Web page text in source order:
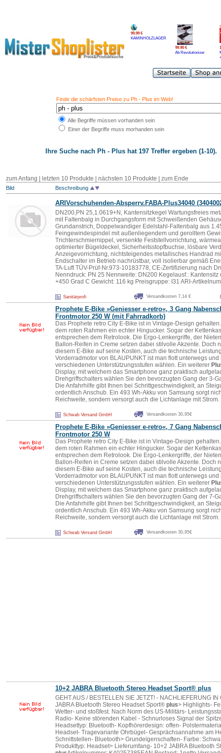
99.99 €
KAMINHOLZLAGER
99.90 €
Ab Revolutionizer
Finde die schärfsten Preise zu Ph - Plus im Web!
Alle Begriffe müssen vorhanden sein
Einer der Begriffe muss morhanden sein
Ihre Suche nach Ph - Plus hat 197 Treffer ergeben (1-10).
zum Anfang | letzten 10 Produkte | nächsten 10 Produkte zum Ende
Bild Beschreibung
ARIVorschuhenden-Absperrv.FABA-Plus34040
DN200,PN 25,1.0619+N, Kantensitzkegel Wartungsfreies
mit Faltenbalg in Durchgangsform mit Schweißenden
Grundanstrich, Doppelwandiger Edelstahl-Faltenbalg aus
Feingewindespindel mit außenliegendem und gerolltem
Trichterschmiernippel, versenkte Feststellvorrichtung,
optimierter Bügeldeckel, Sicherheitsstopfbuchse, lösbare
Anzeigevorrichtung, nichtsteigendes metallisches Handrad
Endschalter im Betrieb nachrüstbar, voll isolierbar gemäß
TA-Luft TÜV-Prüf-Nr.973-10183778, CE-Zertifizierung nach
Nenndruck: PN 25 Nennweite: DN200 Kegelausf.: Kantensitz
+450 Grad C Gewicht: 116 kg Preisgruppe: I31 ARI-
Sanitärprofi Versandkosten 7,14 €
Prophete E-Bike »Geniesser e-retro«, 3 Gang
Frontmotor 250 W (mit Fahrradkorb)
Das Prophete retro City E-Bike ist in Vintage-Design
dem roten Rahmen ein echter Hingucker. Sogar der
entsprechen dem Retrolook. Die Ergo-Lenkergriffe, der
Ballon-Reifen in Creme setzen dabei stilvolle Akzente. Doch
diesem E-Bike auf seine Kosten, auch die technische
Vorderradmotor von BLAUPUNKT ist man flott unterwegs
verschiedenen Unterstützungsstufen wählen. Ein weiterer
Display, mit welchem das Smartphone ganz praktisch
Drehgriffschalters wählen Sie den bevorzugten Gang der 3-
Die Anfahrhilfe gibt Ihnen bei Schrittgeschwindigkeit, an
ordentlich Anschub. Ein 493 Wh-Akku von Samsung sorgt
Reichweite, sondern versorgt auch die Lichtanlage mit
Schwab Versand GmbH Versandkosten 30,95€
Prophete E-Bike »Geniesser e-retro«, 7 Gang
Frontmotor 250 W
Das Prophete retro City E-Bike ist in Vintage-Design
dem roten Rahmen ein echter Hingucker. Sogar der
entsprechen dem Retrolook. Die Ergo-Lenkergriffe, der
Ballon-Reifen in Creme setzen dabei stilvolle Akzente. Doch
diesem E-Bike auf seine Kosten, auch die technische
Vorderradmotor von BLAUPUNKT ist man flott unterwegs
verschiedenen Unterstützungsstufen wählen. Ein weiterer
Display, mit welchem das Smartphone ganz praktisch
Drehgriffschalters wählen Sie den bevorzugten Gang der 7-
Die Anfahrhilfe gibt Ihnen bei Schrittgeschwindigkeit, an
ordentlich Anschub. Ein 493 Wh-Akku von Samsung sorgt
Reichweite, sondern versorgt auch die Lichtanlage mit
Schwab Versand GmbH Versandkosten 30,95€
10+2 JABRA Bluetooth Stereo Headset Sport® plus
GEHT AUS / BESTELLEN SIE JETZT! - NACHLIEFERUNG
JABRA Bluetooth Stereo Headset Sport® plus> Highlights-
Wetter- und stoßfest. Nach Norm des US-Militärs-
Radio- Keine störenden Kabel - Schnurloses Signal der
Headsettyp: Bluetooth- Kopfhörerdesign: offen-
Headset- Tragevariante Ohrbügel- Gesprächsannahme am
Schnittstellen- Bluetooth> Grundeigenschaften- Farbe:
Produkttyp: Headset> Lieferumfang- 10+2 JABRA Bluetooth